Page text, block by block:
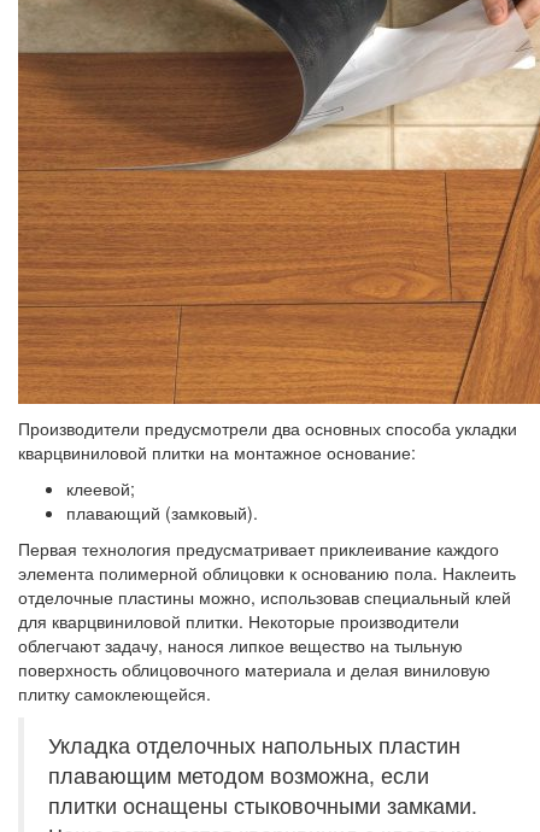
Производители предусмотрели два основных способа укладки
кварцвиниловой плитки на монтажное основание:
клеевой;
плавающий (замковый).
Первая технология предусматривает приклеивание каждого
элемента полимерной облицовки к основанию пола. Наклеить
отделочные пластины можно, использовав специальный клей
для кварцвиниловой плитки. Некоторые производители
облегчают задачу, нанося липкое вещество на тыльную
поверхность облицовочного материала и делая виниловую
плитку самоклеющейся.
Укладка отделочных напольных пластин
плавающим методом возможна, если
плитки оснащены стыковочными замками.